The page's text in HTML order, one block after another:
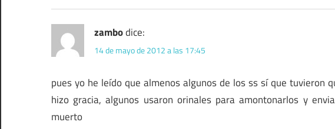
zambodice:
14 de mayo de 2012 a las 17:45
pues yo he leído que almenos algunos de los ss sí que tuvieron
hizo gracia, algunos usaron orinales para amontonarlos y
muerto